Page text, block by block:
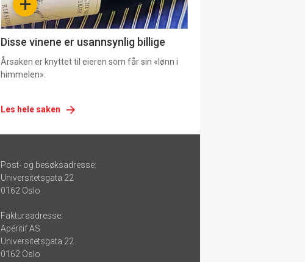
6
Disse vinene er usannsynlig billige
Årsaken er knyttet til eieren som får sin «lønn i
himmelen».
Les hele saken
Post- og besøksadresse:
Universitetsgata 22
0162 Oslo
Fakturaadresse:
Apéritif AS
Universitetsgata 22
0162 Oslo